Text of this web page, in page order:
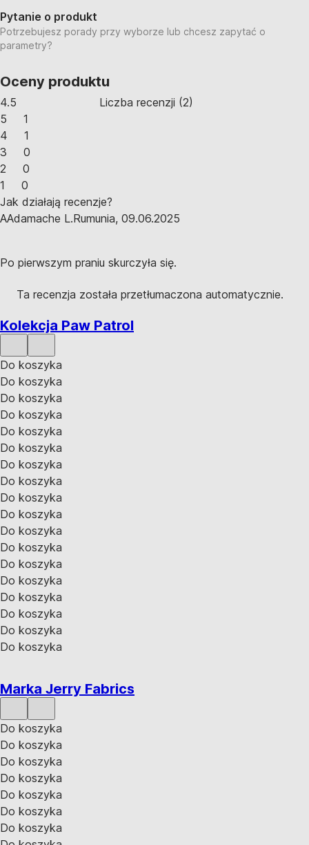
Pytanie o produkt
Potrzebujesz porady przy wyborze lub chcesz zapytać o
parametry?
Oceny produktu
4.5 Liczba recenzji (2)
5
1
4
1
3
0
2
0
1
0
Jak działają recenzje?
AAdamache L.Rumunia, 09.06.2025
Po pierwszym praniu skurczyła się.
Ta recenzja została przetłumaczona automatycznie.
Kolekcja Paw Patrol
Do koszyka
Do koszyka
Do koszyka
Do koszyka
Do koszyka
Do koszyka
Do koszyka
Do koszyka
Do koszyka
Do koszyka
Do koszyka
Do koszyka
Do koszyka
Do koszyka
Do koszyka
Do koszyka
Do koszyka
Do koszyka
Marka Jerry Fabrics
Do koszyka
Do koszyka
Do koszyka
Do koszyka
Do koszyka
Do koszyka
Do koszyka